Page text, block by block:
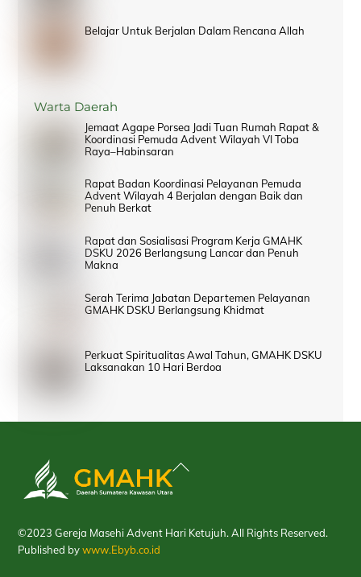
Belajar Untuk Berjalan Dalam Rencana Allah
Warta Daerah
Jemaat Agape Porsea Jadi Tuan Rumah Rapat &
Koordinasi Pemuda Advent Wilayah VI Toba
Raya–Habinsaran
Rapat Badan Koordinasi Pelayanan Pemuda
Advent Wilayah 4 Berjalan dengan Baik dan
Penuh Berkat
Rapat dan Sosialisasi Program Kerja GMAHK
DSKU 2026 Berlangsung Lancar dan Penuh
Makna
Serah Terima Jabatan Departemen Pelayanan
GMAHK DSKU Berlangsung Khidmat
Perkuat Spiritualitas Awal Tahun, GMAHK DSKU
Laksanakan 10 Hari Berdoa
Back
©2023 Gereja Masehi Advent Hari Ketujuh. All Rights Reserved.
Published bywww.Ebyb.co.id